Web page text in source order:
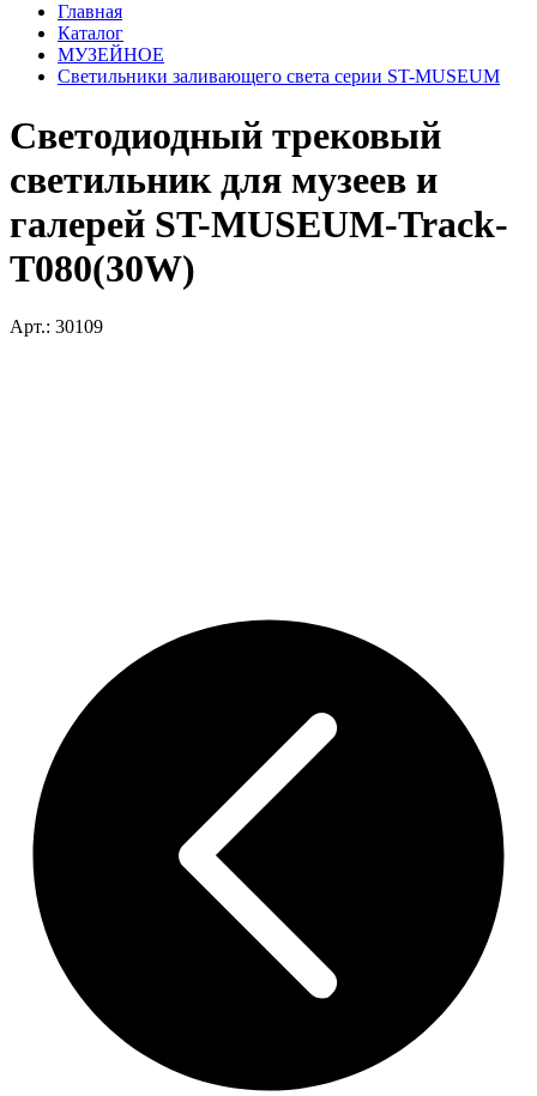
Главная
Каталог
МУЗЕЙНОЕ
Светильники заливающего света серии ST-MUSEUM
Светодиодный трековый
светильник для музеев и
галерей ST-MUSEUM-Track-
T080(30W)
Арт.: 30109